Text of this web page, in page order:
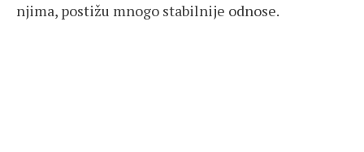
njima, postižu mnogo stabilnije odnose.